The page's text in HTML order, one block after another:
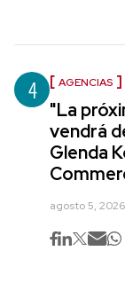
4 AGENCIAS
"La
vendrá
Glenda
agosto 5, 2026